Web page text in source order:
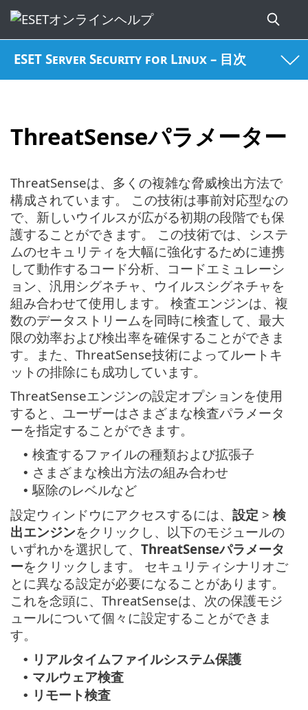
ESET Server Security for Linux – 目次
ThreatSenseパラメーター
ThreatSenseは、多くの複雑な脅威検出方法で
構成されています。 この技術は事前対応型なの
で、新しいウイルスが広がる初期の段階でも保
護することができます。 この技術では、システ
ムのセキュリティを大幅に強化するために連携
して動作するコード分析、コードエミュレーシ
ョン、汎用シグネチャ、ウイルスシグネチャを
組み合わせて使用します。 検査エンジンは、複
数のデータストリームを同時に検査して、最大
限の効率および検出率を確保することができま
す。また、ThreatSense技術によってルートキ
ットの排除にも成功しています。
ThreatSenseエンジンの設定オプションを使用
すると、ユーザーはさまざまな検査パラメータ
ーを指定することができます。
• 検査するファイルの種類および拡張子
• さまざまな検出方法の組み合わせ
• 駆除のレベルなど
設定ウィンドウにアクセスするには、 設定 > 検
出エンジンをクリックし、以下のモジュールの
いずれかを選択して、 ThreatSenseパラメータ
ーをクリックします。 セキュリティシナリオご
とに異なる設定が必要になることがあります。
これを念頭に、ThreatSenseは、次の保護モジ
ュールについて個々に設定することができま
す。
• リアルタイムファイルシステム保護
• マルウェア検査
• リモート検査